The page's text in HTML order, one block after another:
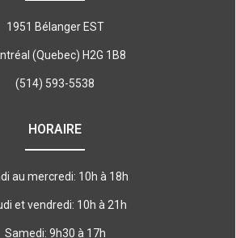
1951 Bélanger EST
(Quebec) H2G 1B8
(514) 593-5538
HORAIRE
au mercredi: 10h à 18h
et vendredi: 10h à 21h
Samedi: 9h30 à 17h